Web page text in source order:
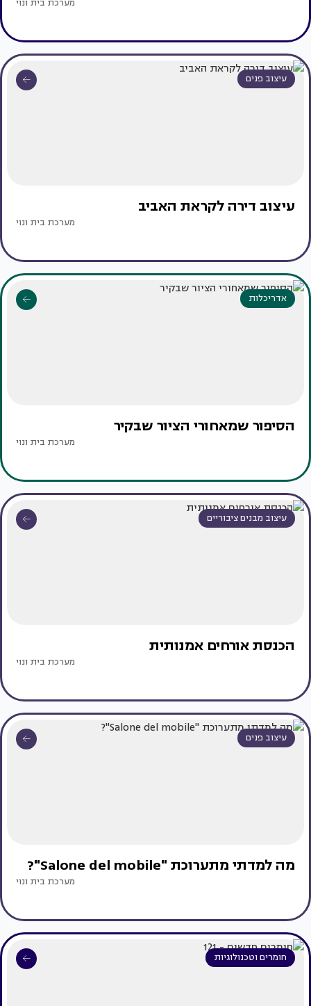
מערכת בית ונוי
עיצוב פנים
עיצוב דירה לקראת האביב
מערכת בית ונוי
אדריכלות
הסיפור שמאחורי הציור שבקיר
מערכת בית ונוי
עיצוב מבנים ציבוריים
הכנסת אורחים אמנותית
מערכת בית ונוי
עיצוב פנים
מה למדתי מתערוכת "Salone del mobile"?
מערכת בית ונוי
חומרים וטכנולוגיות